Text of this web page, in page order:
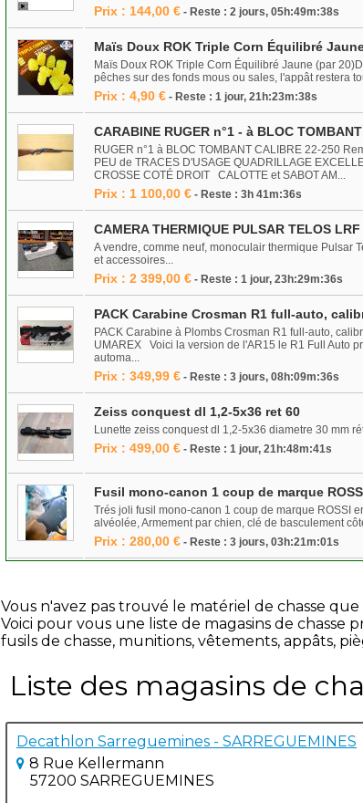
Prix : 144,00 € - Reste : 2 jours, 05h:49m:38s
Maïs Doux ROK Triple Corn Équilibré
Maïs Doux ROK Triple Corn Équilibré Jaune (par
pêches sur des fonds mous ou sales, l'appât restera
Prix : 4,90 € - Reste : 1 jour, 21h:23m:38s
CARABINE RUGER n°1 - à BLOC
RUGER n°1 à BLOC TOMBANT CALIBRE 22-250
PEU de TRACES D'USAGE QUADRILLAGE
CROSSE COTÉ DROIT CALOTTE et SABOT AM...
Prix : 1 100,00 € - Reste : 3h 41m:36s
CAMERA THERMIQUE PULSAR TELOS LRF
A vendre, comme neuf, monoculair thermique Pulsar
et accessoires...
Prix : 2 399,00 € - Reste : 1 jour, 23h:29m:36s
PACK Carabine Crosman R1 full-auto,
PACK Carabine à Plombs Crosman R1 full-auto,
UMAREX Voici la version de l'AR15 le R1 Full Auto
automa...
Prix : 349,99 € - Reste : 3 jours, 08h:09m:36s
Zeiss conquest dl 1,2-5x36 ret 60
Lunette zeiss conquest dl 1,2-5x36 diametre 30 mm
Prix : 499,00 € - Reste : 1 jour, 21h:48m:41s
Fusil mono-canon 1 coup de marque
Trés joli fusil mono-canon 1 coup de marque ROSSI
alvéolée, Armement par chien, clé de basculement
Prix : 280,00 € - Reste : 3 jours, 03h:21m:01s
Vous n'avez pas trouvé le matériel de chasse
Voici pour vous une liste de magasins de
fusils de chasse, munitions, vêtements, appâts,
Liste des magasins de
Decathlon Sarreguemines - SARREGUEMINES
8 Rue Kellermann
57200 SARREGUEMINES